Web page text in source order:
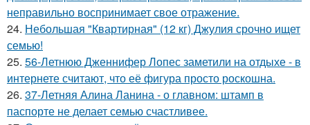
неправильно воспринимает свое отражение.
24. Небольшая "Квартирная" (12 кг) Джулия срочно ищет
семью!
25. 56-Летнюю Дженнифер Лопес заметили на отдыхе - в
интернете считают, что её фигура просто роскошна.
26. 37-Летняя Алина Ланина - о главном: штамп в
паспорте не делает семью счастливее.